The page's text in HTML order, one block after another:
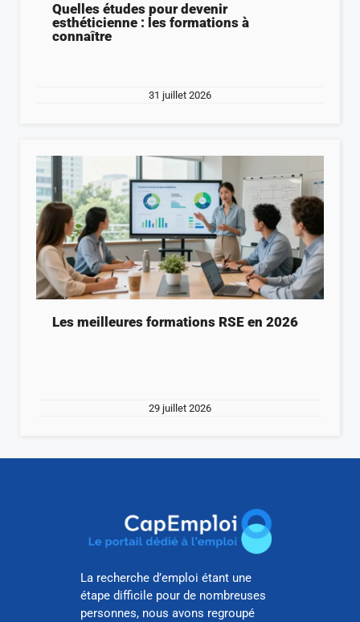
Quelles études pour devenir
esthéticienne : les formations à
connaître
31 juillet 2026
Les meilleures formations RSE en 2026
29 juillet 2026
La recherche d’emploi étant une
étape difficile pour de nombreuses
personnes, nous avons regroupé